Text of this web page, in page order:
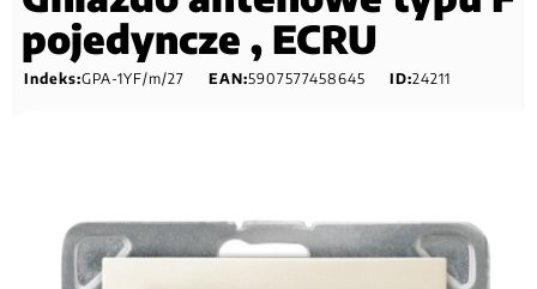
pojedyncze , ECRU
Indeks:GPA-1YF/m/27 EAN:5907577458645 ID:24211